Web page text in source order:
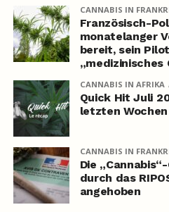
CANNABIS IN
Französisch-
monatelanger
bereit, sein
„medizinisches
CANNABIS IN AFRIKA
Quick Hit Juli
letzten
CANNABIS IN
Die
durch das
angehoben